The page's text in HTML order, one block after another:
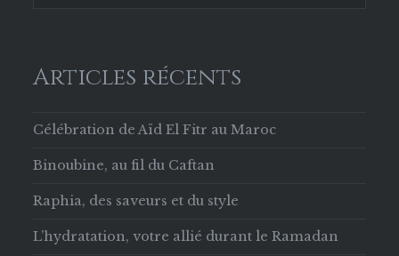
Articles récents
Célébration de Aïd El Fitr au Maroc
Binoubine, au fil du Caftan
Raphia, des saveurs et du style
L’hydratation, votre allié durant le Ramadan